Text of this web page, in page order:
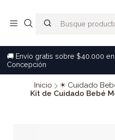
🚚 Envío gratis sobre $40.000
Concepción
Inicio ☀ Cuidado
Kit de Cuidado Bebé